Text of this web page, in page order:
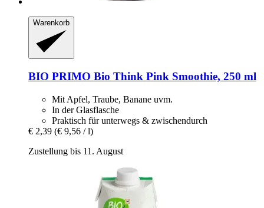
Warenkorb
BIO PRIMO Bio Think Pink Smoothie, 250 ml
Mit Apfel, Traube, Banane uvm.
In der Glasflasche
Praktisch für unterwegs & zwischendurch
€ 2,39 (€ 9,56 / l)
Zustellung bis 11. August